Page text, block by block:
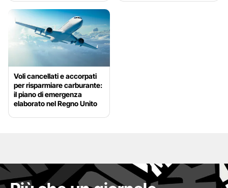
Voli cancellati e accorpati
per risparmiare carburante:
il piano di emergenza
elaborato nel Regno Unito